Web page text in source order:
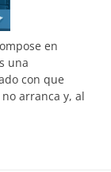
en
una
con que
arranca y, al